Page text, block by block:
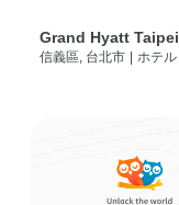
Grand Hyatt Taipei
信義區, 台北市 ホテル